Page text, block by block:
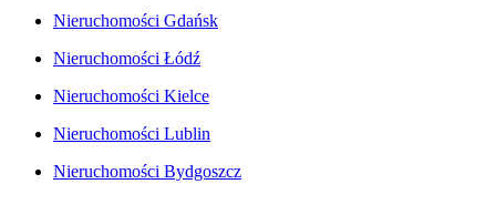
Nieruchomości Gdańsk
Nieruchomości Łódź
Nieruchomości Kielce
Nieruchomości Lublin
Nieruchomości Bydgoszcz